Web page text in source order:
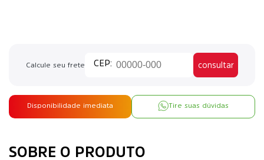
Calcule seu frete consultar
Disponibilidade imediata Tire suas dúvidas
SOBRE O PRODUTO